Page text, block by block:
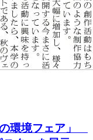
環境フェア」